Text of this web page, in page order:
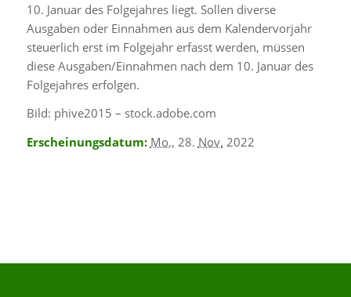
10. Januar des Folgejahres liegt. Sollen diverse
Ausgaben oder Einnahmen aus dem Kalendervorjahr
steuerlich erst im Folgejahr erfasst werden, müssen
diese Ausgaben/Einnahmen nach dem 10. Januar des
Folgejahres erfolgen.
Bild: phive2015 – stock.adobe.com
Erscheinungsdatum: Mo., 28. Nov. 2022